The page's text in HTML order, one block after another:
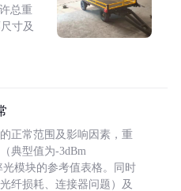
总重
寸及
正常范围及影响因素，重
典型值为-3dBm
模块的参考值表格。同时
纤损耗、连接器问题）及